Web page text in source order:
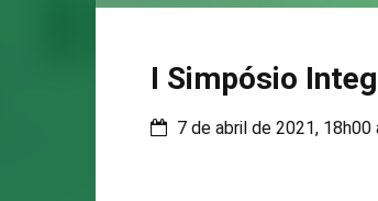
I Simpósio
7 de abril de 2021,